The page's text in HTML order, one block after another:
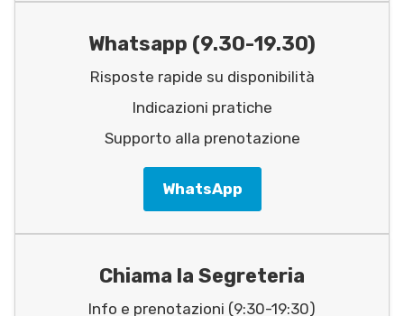
Whatsapp (9.30-19.30)
Risposte rapide su disponibilità
Indicazioni pratiche
Supporto alla prenotazione
WhatsApp
Chiama la Segreteria
Info e prenotazioni (9:30-19:30)